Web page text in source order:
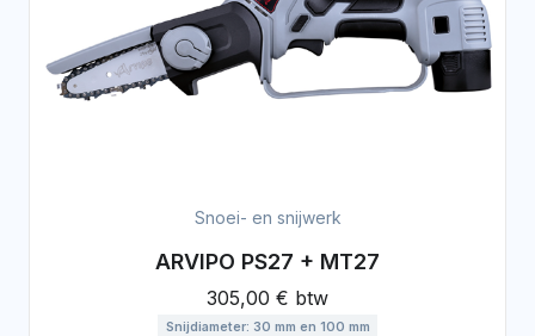
Snoei- en snijwerk
ARVIPO PS27 + MT27
305,00 € btw
Snijdiameter: 30 mm en 100 mm